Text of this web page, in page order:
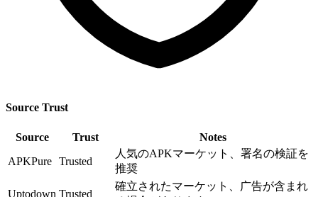
Source Trust
Source Trust
Notes
APKPure Trusted
人気のAPKマーケット、署名の検証を
推奨
Uptodown Trusted
確立されたマーケット、广告が含まれ